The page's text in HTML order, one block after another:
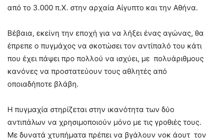
από το 3.000 π.Χ. στην αρχαία Αίγυπτο και την Αθήνα.
Βέβαια, εκείνη την εποχή για να λήξει ένας αγώνας, θα
έπρεπε ο πυγμάχος να σκοτώσει τον αντίπαλό του κάτι
που έχει πάψει προ πολλού να ισχύει, με πολυάριθμους
κανόνες να προστατεύουν τους αθλητές από
οποιαδήποτε βλάβη.
Η πυγμαχία στηρίζεται στην ικανότητα των δύο
αντιπάλων να χρησιμοποιούν μόνο με τις γροθιές τους.
Με δυνατά χτυπήματα πρέπει να βγάλουν νοκ άουτ τον